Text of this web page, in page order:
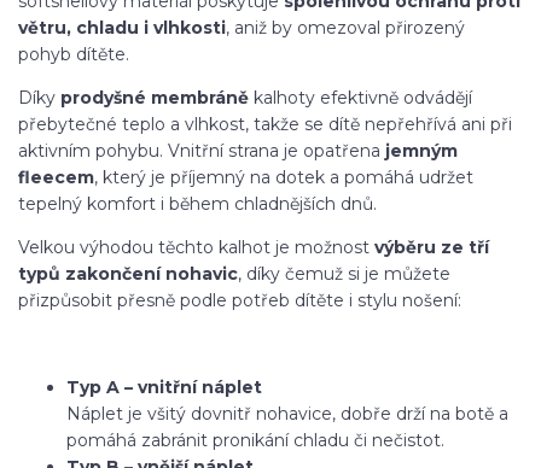
větru, chladu i vlhkosti, aniž by omezoval přirozený
pohyb dítěte.
Díky prodyšné membráně kalhoty efektivně odvádějí
přebytečné teplo a vlhkost, takže se dítě nepřehřívá ani při
aktivním pohybu. Vnitřní strana je opatřena jemným
fleecem, který je příjemný na dotek a pomáhá udržet
tepelný komfort i během chladnějších dnů.
Velkou výhodou těchto kalhot je možnost výběru ze tří
typů zakončení nohavic, díky čemuž si je můžete
přizpůsobit přesně podle potřeb dítěte i stylu nošení:
Typ A – vnitřní náplet
Náplet je všitý dovnitř nohavice, dobře drží na botě a
pomáhá zabránit pronikání chladu či nečistot.